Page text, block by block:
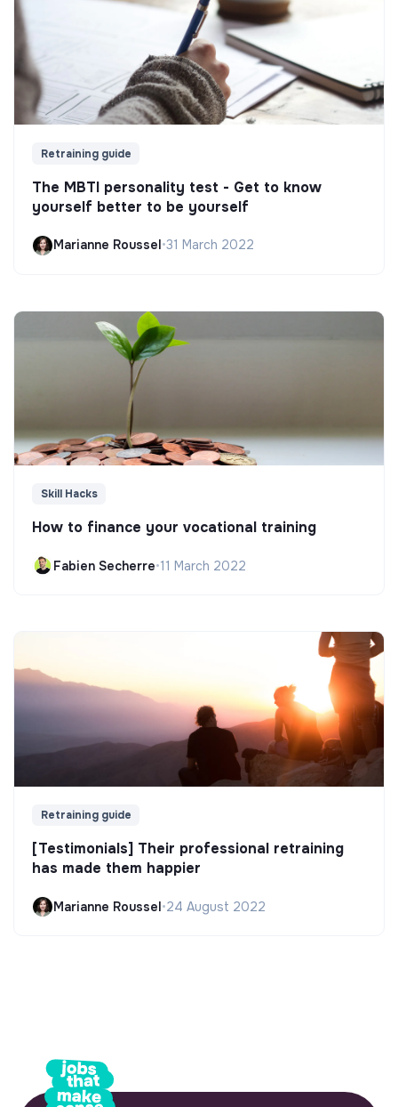
Retraining guide
The MBTI personality test - Get to know
yourself better to be yourself
Marianne Roussel •31 March 2022
Skill Hacks
How to finance your vocational training
Fabien Secherre•11 March 2022
Retraining guide
[Testimonials] Their professional retraining
has made them happier
Marianne Roussel•24 August 2022